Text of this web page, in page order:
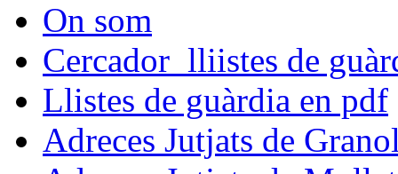
On som
Cercador lliistes de
Llistes de guàrdia en pdf
Adreces Jutjats de